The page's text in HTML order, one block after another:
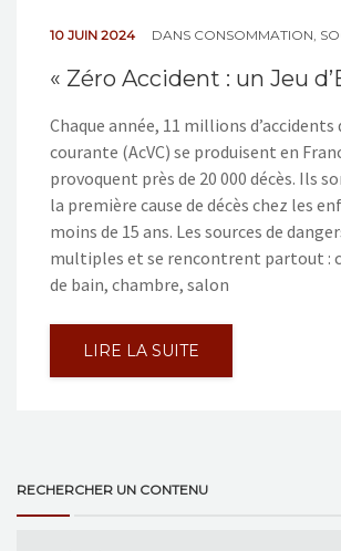
10 JUIN 2024 DANS CONSOMMATION
« Zéro Accident : un Jeu
Chaque année, 11 millions d’accidents
courante (AcVC) se produisent en
provoquent près de 20 000 décès. Ils
la première cause de décès chez les
moins de 15 ans. Les sources de
multiples et se rencontrent partout :
de bain, chambre, salon
LIRE LA SUITE
RECHERCHER UN CONTENU